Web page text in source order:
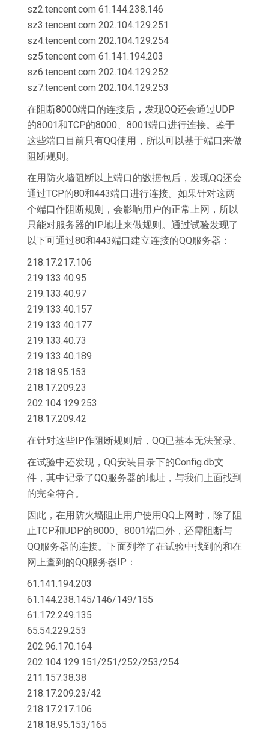
sz2.tencent.com 61.144.238.146
sz3.tencent.com 202.104.129.251
sz4.tencent.com 202.104.129.254
sz5.tencent.com 61.141.194.203
sz6.tencent.com 202.104.129.252
sz7.tencent.com 202.104.129.253
在阻断8000端口的连接后，发现QQ还会通过UDP
的8001和TCP的8000、8001端口进行连接。鉴于
这些端口目前只有QQ使用，所以可以基于端口来做
阻断规则。
在用防火墙阻断以上端口的数据包后，发现QQ还会
通过TCP的80和443端口进行连接。如果针对这两
个端口作阻断规则，会影响用户的正常上网，所以
只能对服务器的IP地址来做规则。通过试验发现了
以下可通过80和443端口建立连接的QQ服务器：
218.17.217.106
219.133.40.95
219.133.40.97
219.133.40.157
219.133.40.177
219.133.40.73
219.133.40.189
218.18.95.153
218.17.209.23
202.104.129.253
218.17.209.42
在针对这些IP作阻断规则后，QQ已基本无法登录。
在试验中还发现，QQ安装目录下的Config.db文
件，其中记录了QQ服务器的地址，与我们上面找到
的完全符合。
因此，在用防火墙阻止用户使用QQ上网时，除了阻
止TCP和UDP的8000、8001端口外，还需阻断与
QQ服务器的连接。下面列举了在试验中找到的和在
网上查到的QQ服务器IP：
61.141.194.203
61.144.238.145/146/149/155
61.172.249.135
65.54.229.253
202.96.170.164
202.104.129.151/251/252/253/254
211.157.38.38
218.17.209.23/42
218.17.217.106
218.18.95.153/165